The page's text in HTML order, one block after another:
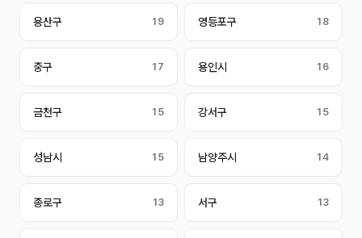
용산구 19 영등포구 18
중구 17 용인시 16
금천구 15 강서구 15
성남시 15 남양주시 14
종로구 13 서구 13